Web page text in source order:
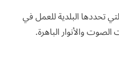
تحددها البلدية للعمل في
والأنوار الباهرة.